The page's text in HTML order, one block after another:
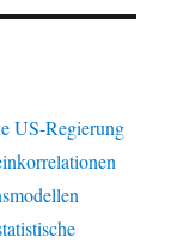
US-Regierung